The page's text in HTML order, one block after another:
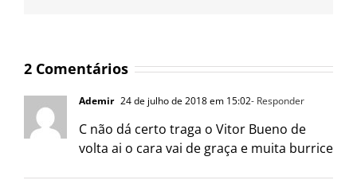
2 Comentários
Ademir 24 de julho de 2018 em 15:02- Responder
C não dá certo traga o Vitor Bueno de
volta ai o cara vai de graça e muita burrice